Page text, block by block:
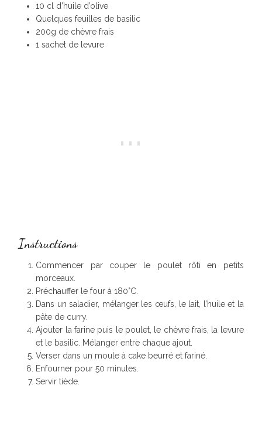
10 cl d’huile d’olive
Quelques feuilles de basilic
200g de chèvre frais
1 sachet de levure
Instructions
Commencer par couper le poulet rôti en petits
morceaux.
Préchauffer le four à 180°C.
Dans un saladier, mélanger les œufs, le lait, l’huile et la
pâte de curry.
Ajouter la farine puis le poulet, le chèvre frais, la levure
et le basilic. Mélanger entre chaque ajout.
Verser dans un moule à cake beurré et fariné.
Enfourner pour 50 minutes.
Servir tiède.